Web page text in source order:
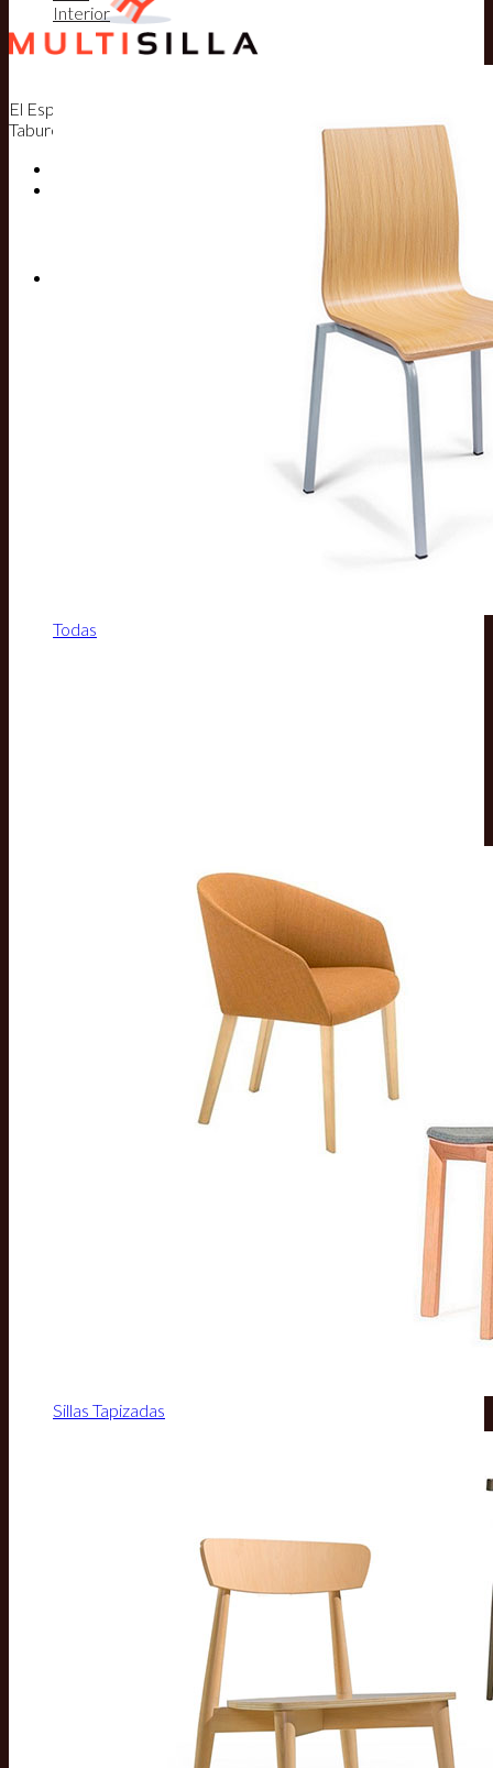
El Especialista en Sillas, Mesas y
Taburetes
Interior
Todas
Sillas Tapizadas